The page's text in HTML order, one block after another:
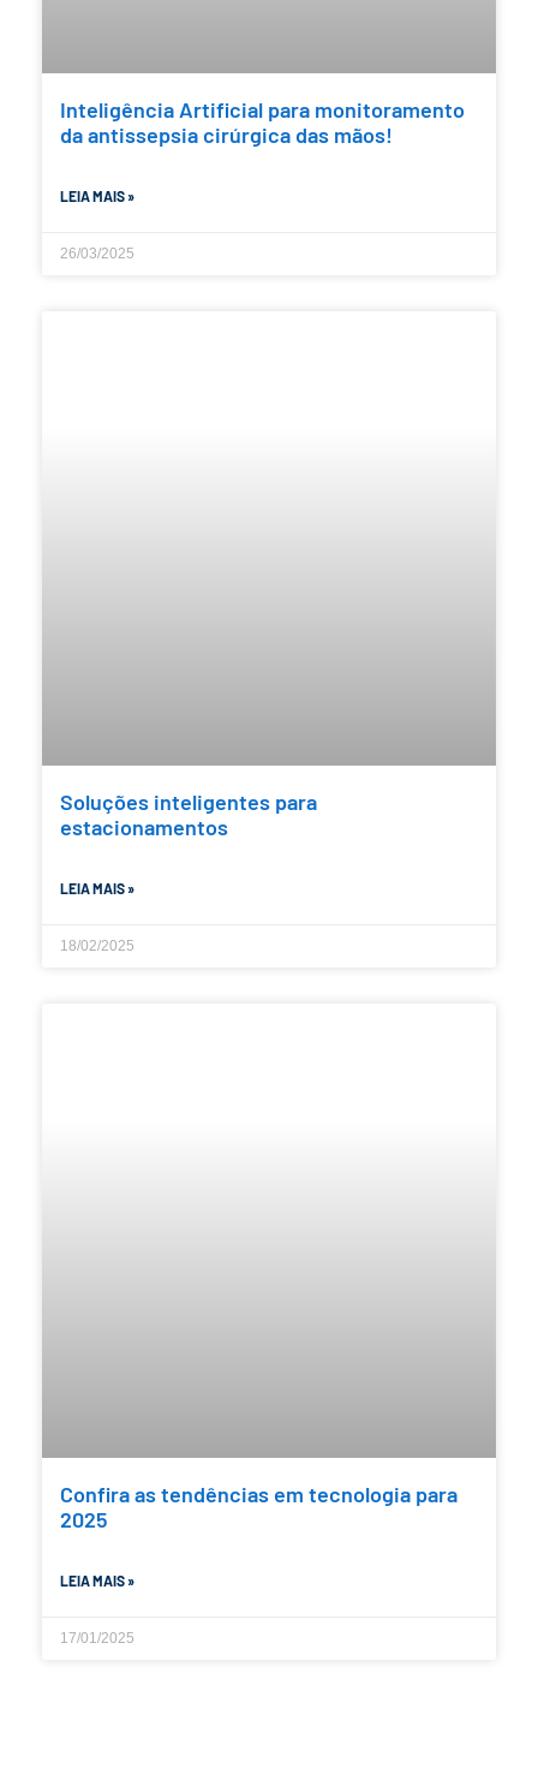
Inteligência Artificial para monitoramento
da antissepsia cirúrgica das mãos!
LEIA MAIS »
26/03/2025
Soluções inteligentes para
estacionamentos
LEIA MAIS »
18/02/2025
Confira as tendências em tecnologia para
2025
LEIA MAIS »
17/01/2025